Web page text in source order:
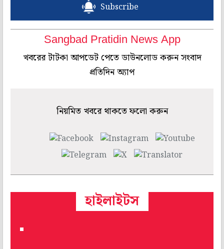
Subscribe
Sangbad Pratidin News App
খবরের টাটকা আপডেট পেতে ডাউনলোড করুন সংবাদ
প্রতিদিন অ্যাপ
নিয়মিত খবরে থাকতে ফলো করুন
হাইলাইটস